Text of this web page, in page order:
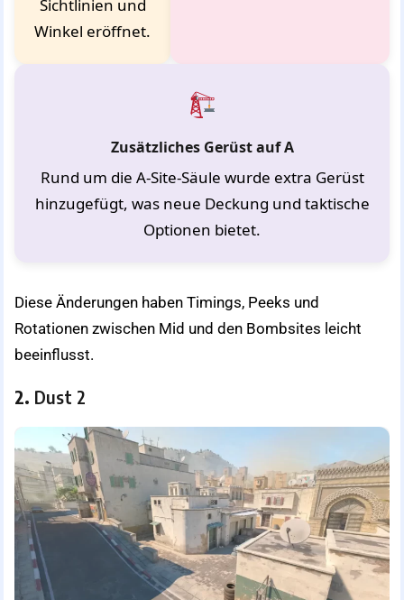
Sichtlinien und
Winkel eröffnet.
Zusätzliches Gerüst auf A
Rund um die A-Site-Säule wurde extra Gerüst
hinzugefügt, was neue Deckung und taktische
Optionen bietet.
Diese Änderungen haben Timings, Peeks und
Rotationen zwischen Mid und den Bombsites leicht
beeinflusst.
2. Dust 2